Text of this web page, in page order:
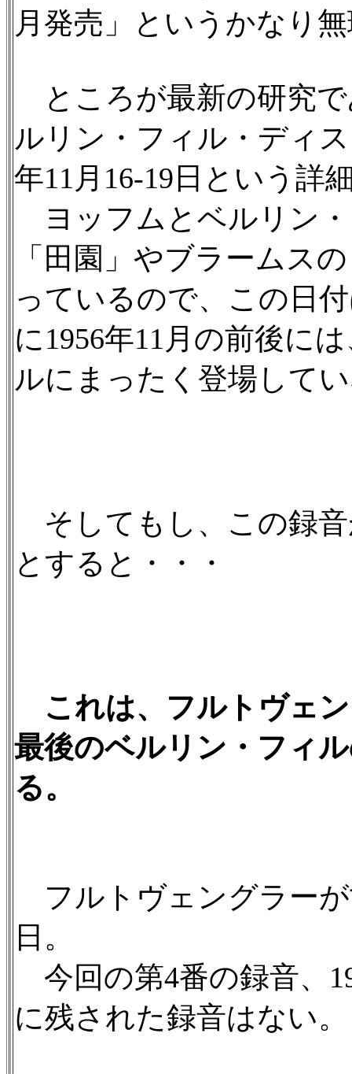
月発売」というかなり
ところが最新の研究
ルリン・フィル・ディ
年11月16-19日という詳
ヨッフムとベルリン
「田園」やブラームス
っているので、この日
に1956年11月の前後に
ルにまったく登場して
そしてもし、この録音
とすると・・・
これは、フルトヴェ
最後のベルリン・フィ
る。
フルトヴェングラーが
日。
今回の第4番の録音、
に残された録音はない。